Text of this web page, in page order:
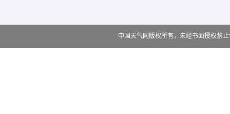
中国天气网版权所有，未经书面授权